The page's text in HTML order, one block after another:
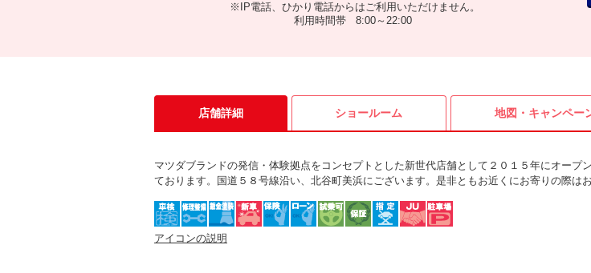
※IP電話、ひかり電話からはご利用いただけません。
利用時間帯 8:00～22:00
店舗詳細 ショールーム 地図・ キャンペー
マツダブランドの発信・体験拠点をコンセプトとした新世代店舗として２０１５年にオープ
ております。国道５８号線沿い、北谷町美浜にございます。是非ともお近くにお寄りの際は
アイコンの説明